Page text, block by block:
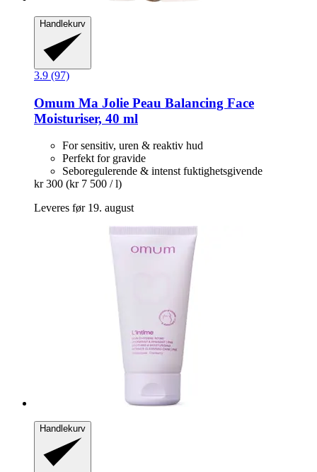
Handlekurv
3.9 (97)
Omum Ma Jolie Peau Balancing Face
Moisturiser, 40 ml
For sensitiv, uren & reaktiv hud
Perfekt for gravide
Seboregulerende & intenst fuktighetsgivende
kr 300 (kr 7 500 / l)
Leveres før 19. august
Handlekurv